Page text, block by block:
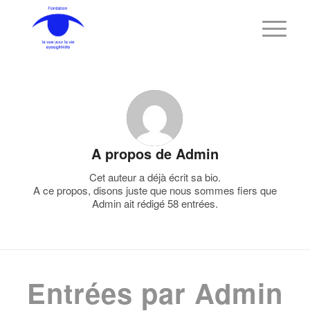
A propos de Admin
Cet auteur a déjà écrit sa bio.
A ce propos, disons juste que nous sommes fiers que
Adminait rédigé 58 entrées.
Entrées par Admin